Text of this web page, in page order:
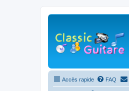
Accès rapide FAQ